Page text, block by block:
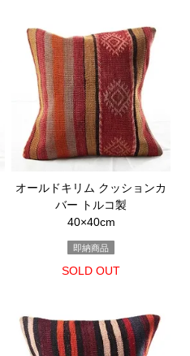
オールドキリム クッションカ
バー トルコ製
40×40cm
即納商品
SOLD OUT